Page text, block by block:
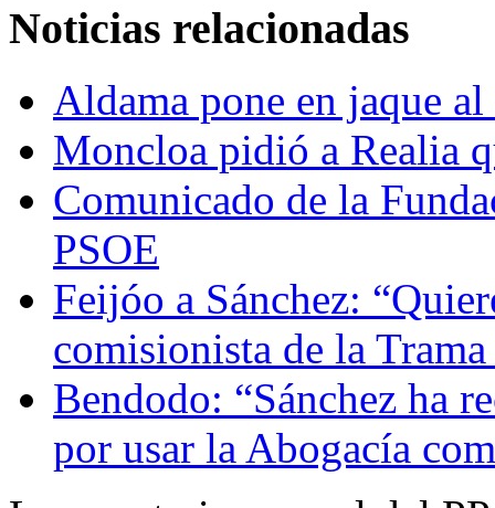
Noticias relacionadas
Aldama pone en jaque
Moncloa pidió a Realia
Comunicado de la
PSOE
Feijóo a Sánchez:
comisionista de la
Bendodo: “Sánchez ha
por usar la Abogacía